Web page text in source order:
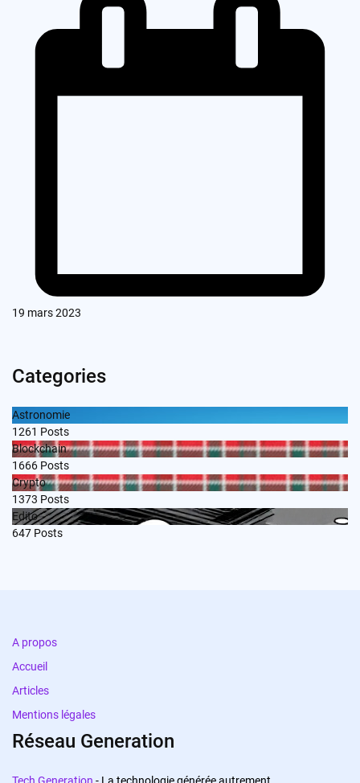
19 mars 2023
Categories
Astronomie
1261 Posts
Blockchain
1666 Posts
Crypto
1373 Posts
Edito
647 Posts
A propos
Accueil
Articles
Mentions légales
Réseau Generation